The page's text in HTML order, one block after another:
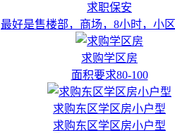
求职保安
最好是售楼部，商场，8小时，小
求购学区房
面积要求80-100
求购东区学区房小户型
求购东区学区房小户型